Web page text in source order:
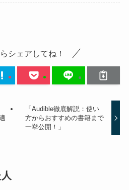
シェアしてね！
「Audible徹底解説：使い
方からおすすめの書籍まで
一挙公開！」